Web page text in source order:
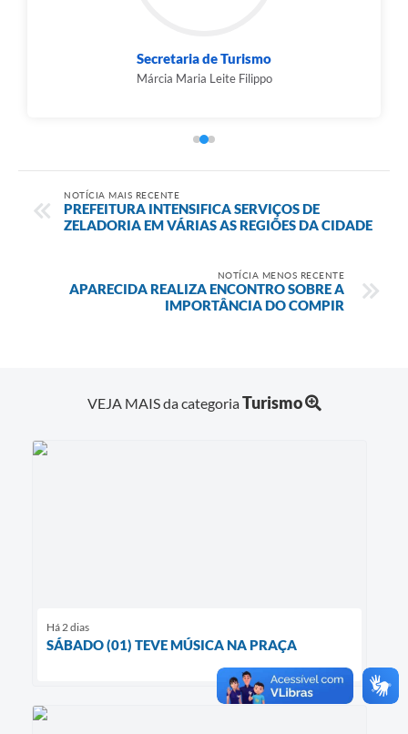
Subsecretaria Municipal de Comunicação
Tiago Cida
NOTÍCIA MAIS RECENTE
PREFEITURA INTENSIFICA SERVIÇOS DE
ZELADORIA EM VÁRIAS AS REGIÕES DA CIDADE
NOTÍCIA MENOS RECENTE
APARECIDA REALIZA ENCONTRO SOBRE A
IMPORTÂNCIA DO COMPIR
VEJA MAIS da categoriaTurismo
Há 2 dias
SÁBADO (01) TEVE MÚSICA NA PRAÇA